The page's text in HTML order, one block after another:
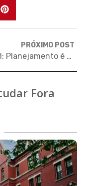
PRÓXIMO POST
Toefl: Planejamento é a chave para conquistar uma boa nota
Fora